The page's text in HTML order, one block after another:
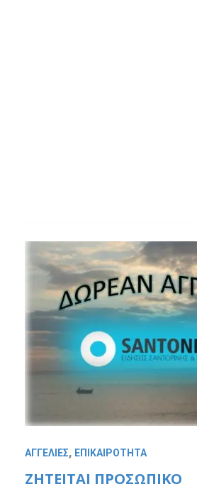
ΑΓΓΕΛΙΕΣ, ΕΠΙΚΑΙΡΟΤΗΤΑ
ΖΗΤΕΙΤΑΙ ΠΡΟΣΩΠΙΚΟ